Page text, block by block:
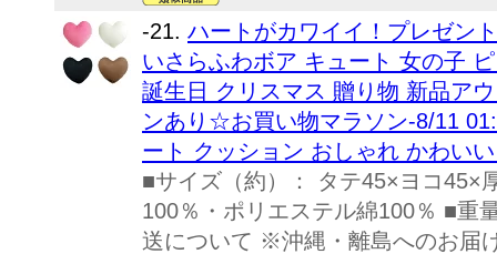
-21. ハートがカワイイ！プレゼン
いさらふわボア キュート 女の子
誕生日 クリスマス 贈り物 新品ア
ンあり☆お買い物マラソン-8/11
ート クッション おしゃれ かわい
■サイズ（約）： タテ45×ヨコ45×
100％・ポリエステル綿100％ ■重
送について ※沖縄・離島へのお届